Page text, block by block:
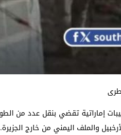
إماراتية تقضي بنقل عدد من
والملف اليمني من خارج الجزيرة.